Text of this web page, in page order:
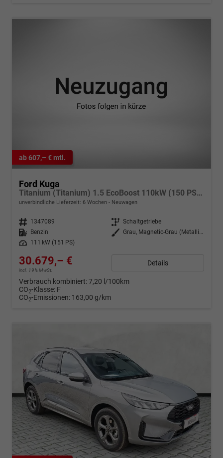
ab 607,– € mtl.
Ford Kuga
Titanium (Titanium) 1.5 EcoBoost 110kW (150 PS) 6-Gang Schaltgetriebe
unverbindliche Lieferzeit: 6 Wochen Neuwagen
Fahrzeugnr. 1347089 Getriebe Schaltgetriebe
Kraftstoff
Benzin Außenfarbe
Grau, Magnetic-Grau (Metallic) (PN4DQ0)
Leistung
111 kW (151 PS)
30.679,– €
incl. 19% MwSt.
Details
Verbrauch kombiniert:7,20 l/100km
CO2-Klasse: F
CO2-Emissionen: 163,00 g/km